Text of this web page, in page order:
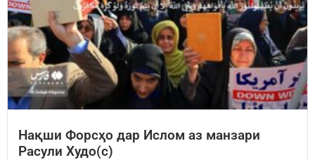
Нақши Форсҳо дар Ислом аз манзари
Расули Худо(с)